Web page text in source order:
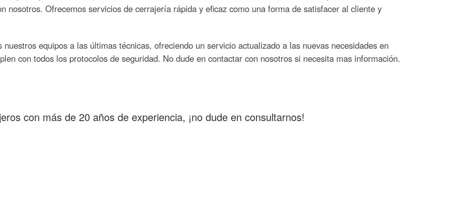
nosotros. Ofrecemos servicios de cerrajería rápida y eficaz como una forma de satisfacer al cliente y
equipos a las últimas técnicas, ofreciendo un servicio actualizado a las nuevas necesidades en
con todos los protocolos de seguridad. No dude en contactar con nosotros si necesita mas información.
con más de 20 años de experiencia, ¡no dude en consultarnos!